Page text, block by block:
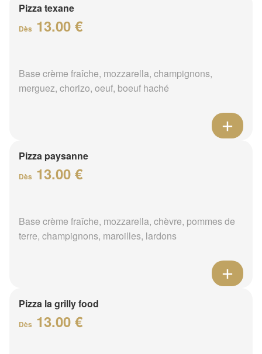
Pizza texane
Dès 13.00 €
Base crème fraîche, mozzarella, champignons,
merguez, chorizo, oeuf, boeuf haché
Pizza paysanne
Dès 13.00 €
Base crème fraîche, mozzarella, chèvre, pommes de
terre, champignons, maroilles, lardons
Pizza la grilly food
Dès 13.00 €